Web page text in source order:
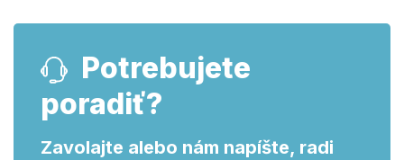
Potrebujete
poradiť?
Zavolajte alebo nám napíšte, radi